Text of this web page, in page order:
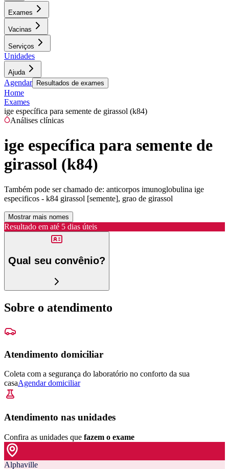
Exames
Vacinas
Serviços
Unidades
Ajuda
Agendar Resultados de exames
Home
Exames
ige específica para semente de girassol (k84)
Análises clínicas
ige específica para semente de
girassol (k84)
Também pode ser chamado de: anticorpos imunoglobulina ige
especificos - k84 girassol [semente], grao de girassol
Mostrar mais nomes
Resultado em até 5 dias úteis
Qual seu convênio?
Sobre o atendimento
Atendimento domiciliar
Coleta com a segurança do laboratório no conforto da sua
casaAgendar domiciliar
Atendimento nas unidades
Confira as unidades que fazem o exame
Alphaville